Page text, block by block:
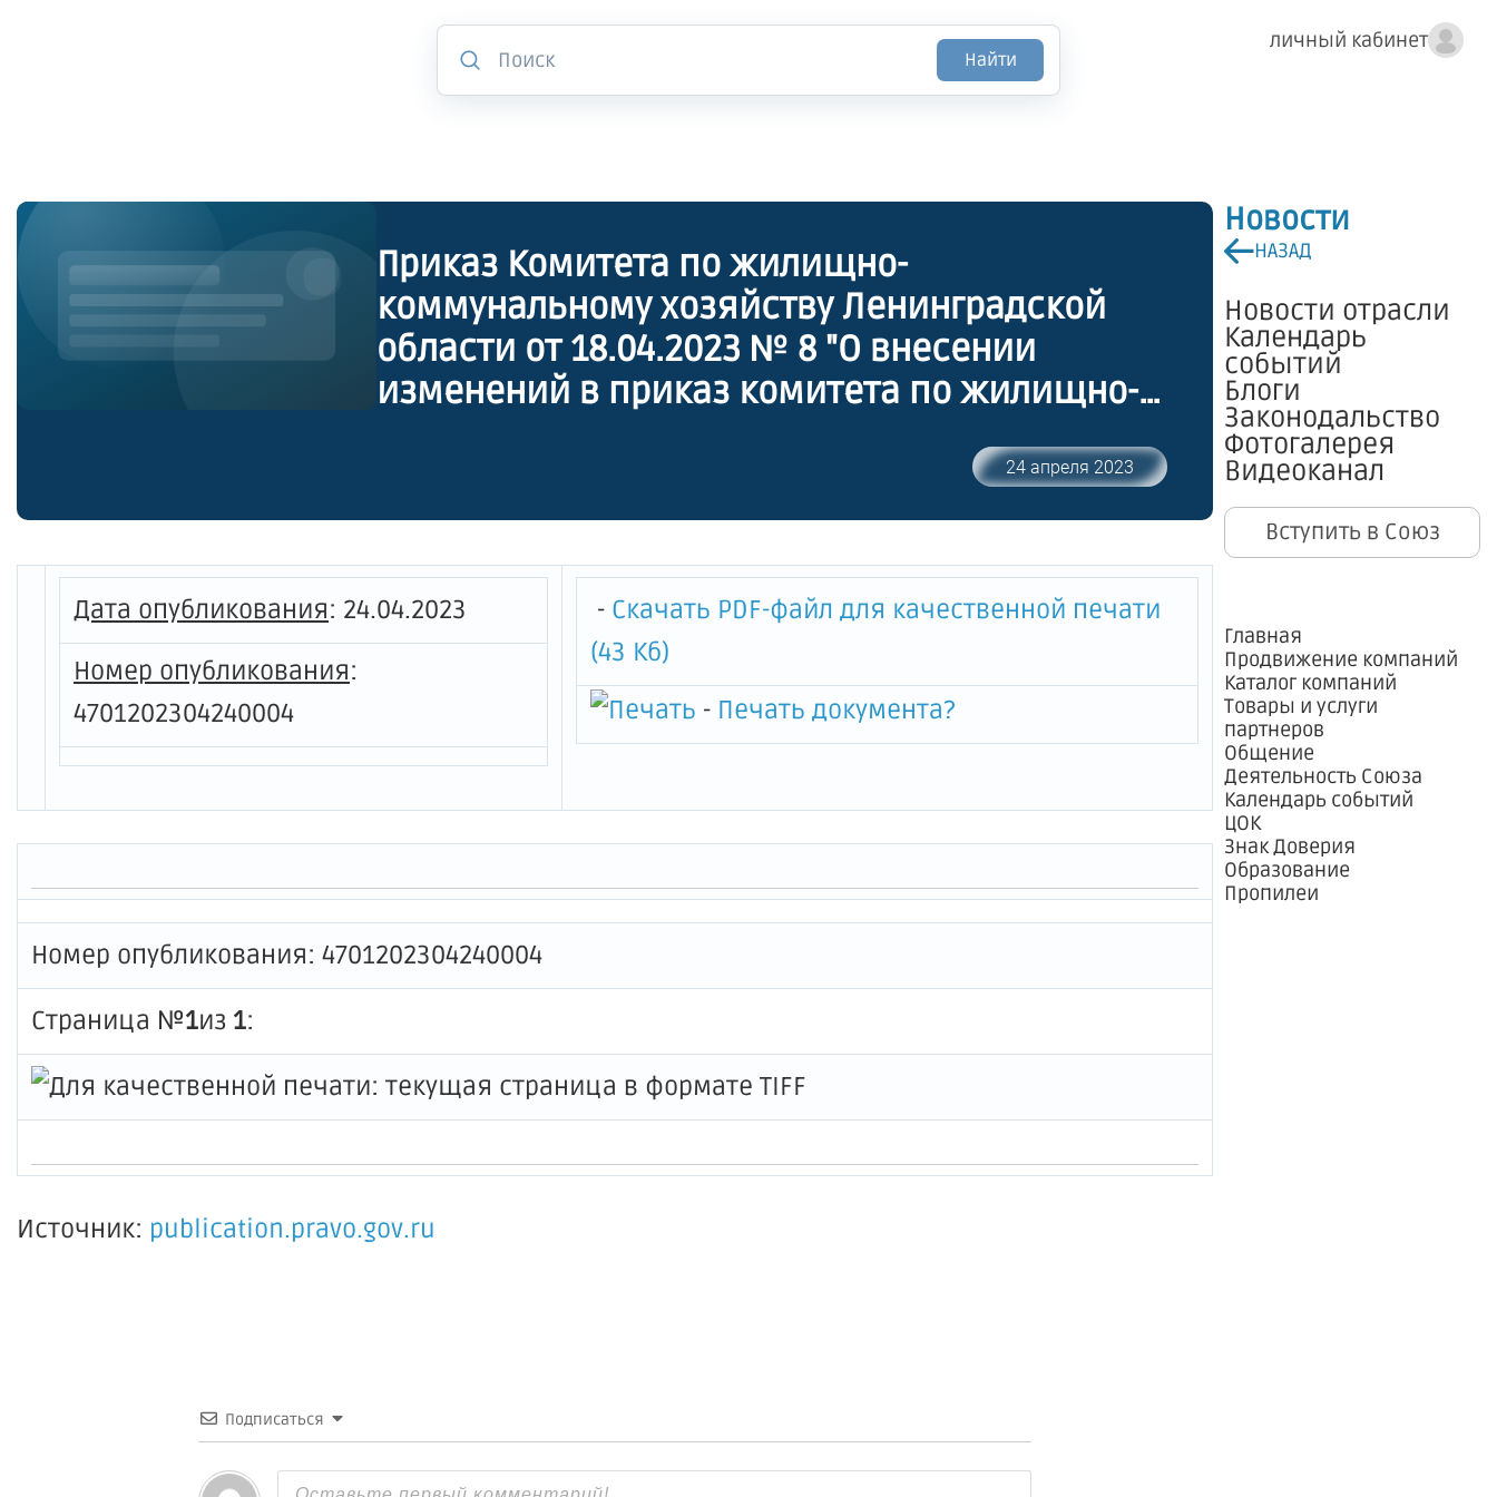
личный кабинет
Найти
Новости
НАЗАД
Новости отрасли
Календарь
событий
Блоги
Законодальство
Фотогалерея
Видеоканал
Вступить в Союз
Главная
Продвижение компаний
Каталог компаний
Товары и услуги
партнеров
Общение
Деятельность Союза
Календарь событий
ЦОК
Знак Доверия
Образование
Пропилеи
Приказ Комитета по жилищно-
коммунальному хозяйству Ленинградской
области от 18.04.2023 № 8 "О внесении
изменений в приказ комитета по жилищно-
области от 17 июня 2019 года № 19 "О
кадровом совете при председателе комитета
по жилищно-коммунальному хозяйству
Ленинградской области"
24 апреля 2023
Дата опубликования: 24.04.2023
Номер опубликования:
4701202304240004
- Скачать PDF-файл для качественной печати
(43 Кб)
- Печать документа?
Номер опубликования: 4701202304240004
Страница №1из 1:
Источник: publication.pravo.gov.ru
Подписаться